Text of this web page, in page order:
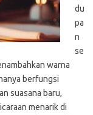
du
pa
n
se
warna
berfungsi
suasana baru,
menarik di